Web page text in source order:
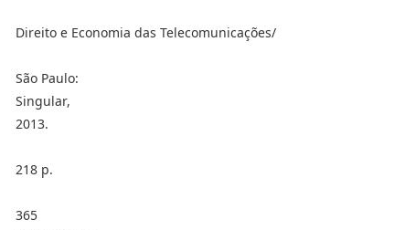
Direito e Economia das Telecomunicações/
São Paulo:
Singular,
2013.
218 p.
365